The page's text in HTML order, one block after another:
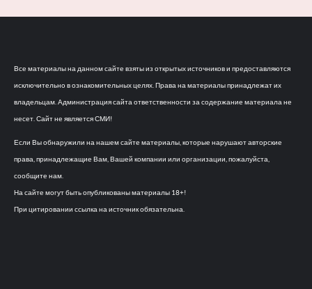
Все материалы на данном сайте взяты из открытых источников и предоставляются
исключительно в ознакомительных целях. Права на материалы принадлежат их
владельцам. Администрация сайта ответственности за содержание материала не
несет. Сайт не является СМИ!
Если Вы обнаружили на нашем сайте материалы, которые нарушают авторские
права, принадлежащие Вам, Вашей компании или организации, пожалуйста,
сообщите нам.
На сайте могут быть опубликованы материалы 18+!
При цитировании ссылка на источник обязательна.